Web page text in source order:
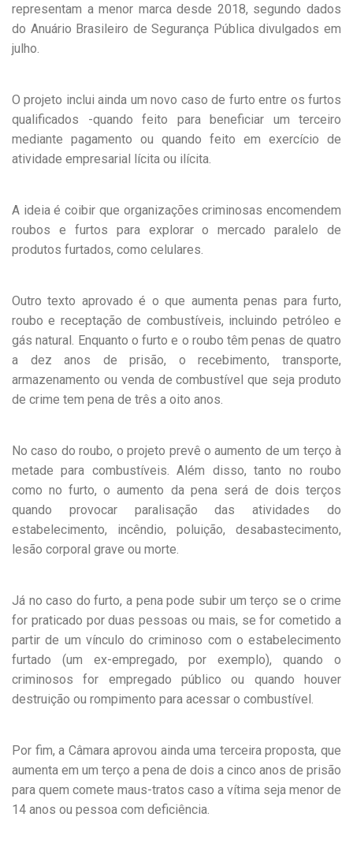
representam a menor marca desde 2018, segundo dados
do Anuário Brasileiro de Segurança Pública divulgados em
julho.
O projeto inclui ainda um novo caso de furto entre os furtos
qualificados -quando feito para beneficiar um terceiro
mediante pagamento ou quando feito em exercício de
atividade empresarial lícita ou ilícita.
A ideia é coibir que organizações criminosas encomendem
roubos e furtos para explorar o mercado paralelo de
produtos furtados, como celulares.
Outro texto aprovado é o que aumenta penas para furto,
roubo e receptação de combustíveis, incluindo petróleo e
gás natural. Enquanto o furto e o roubo têm penas de quatro
a dez anos de prisão, o recebimento, transporte,
armazenamento ou venda de combustível que seja produto
de crime tem pena de três a oito anos.
No caso do roubo, o projeto prevê o aumento de um terço à
metade para combustíveis. Além disso, tanto no roubo
como no furto, o aumento da pena será de dois terços
quando provocar paralisação das atividades do
estabelecimento, incêndio, poluição, desabastecimento,
lesão corporal grave ou morte.
Já no caso do furto, a pena pode subir um terço se o crime
for praticado por duas pessoas ou mais, se for cometido a
partir de um vínculo do criminoso com o estabelecimento
furtado (um ex-empregado, por exemplo), quando o
criminosos for empregado público ou quando houver
destruição ou rompimento para acessar o combustível.
Por fim, a Câmara aprovou ainda uma terceira proposta, que
aumenta em um terço a pena de dois a cinco anos de prisão
para quem comete maus-tratos caso a vítima seja menor de
14 anos ou pessoa com deficiência.